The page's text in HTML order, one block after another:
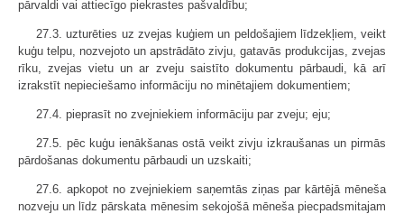
pārvaldi vai attiecīgo piekrastes pašvaldību;
27.3. uzturēties uz zvejas kuģiem un peldošajiem līdzekļiem, veikt
kuģu telpu, nozvejoto un apstrādāto zivju, gatavās produkcijas, zvejas
rīku, zvejas vietu un ar zveju saistīto dokumentu pārbaudi, kā arī
izrakstīt nepieciešamo informāciju no minētajiem dokumentiem;
27.4. pieprasīt no zvejniekiem informāciju par zveju; eju;
27.5. pēc kuģu ienākšanas ostā veikt zivju izkraušanas un pirmās
pārdošanas dokumentu pārbaudi un uzskaiti;
27.6. apkopot no zvejniekiem saņemtās ziņas par kārtējā mēneša
nozveju un līdz pārskata mēnesim sekojošā mēneša piecpadsmitajam